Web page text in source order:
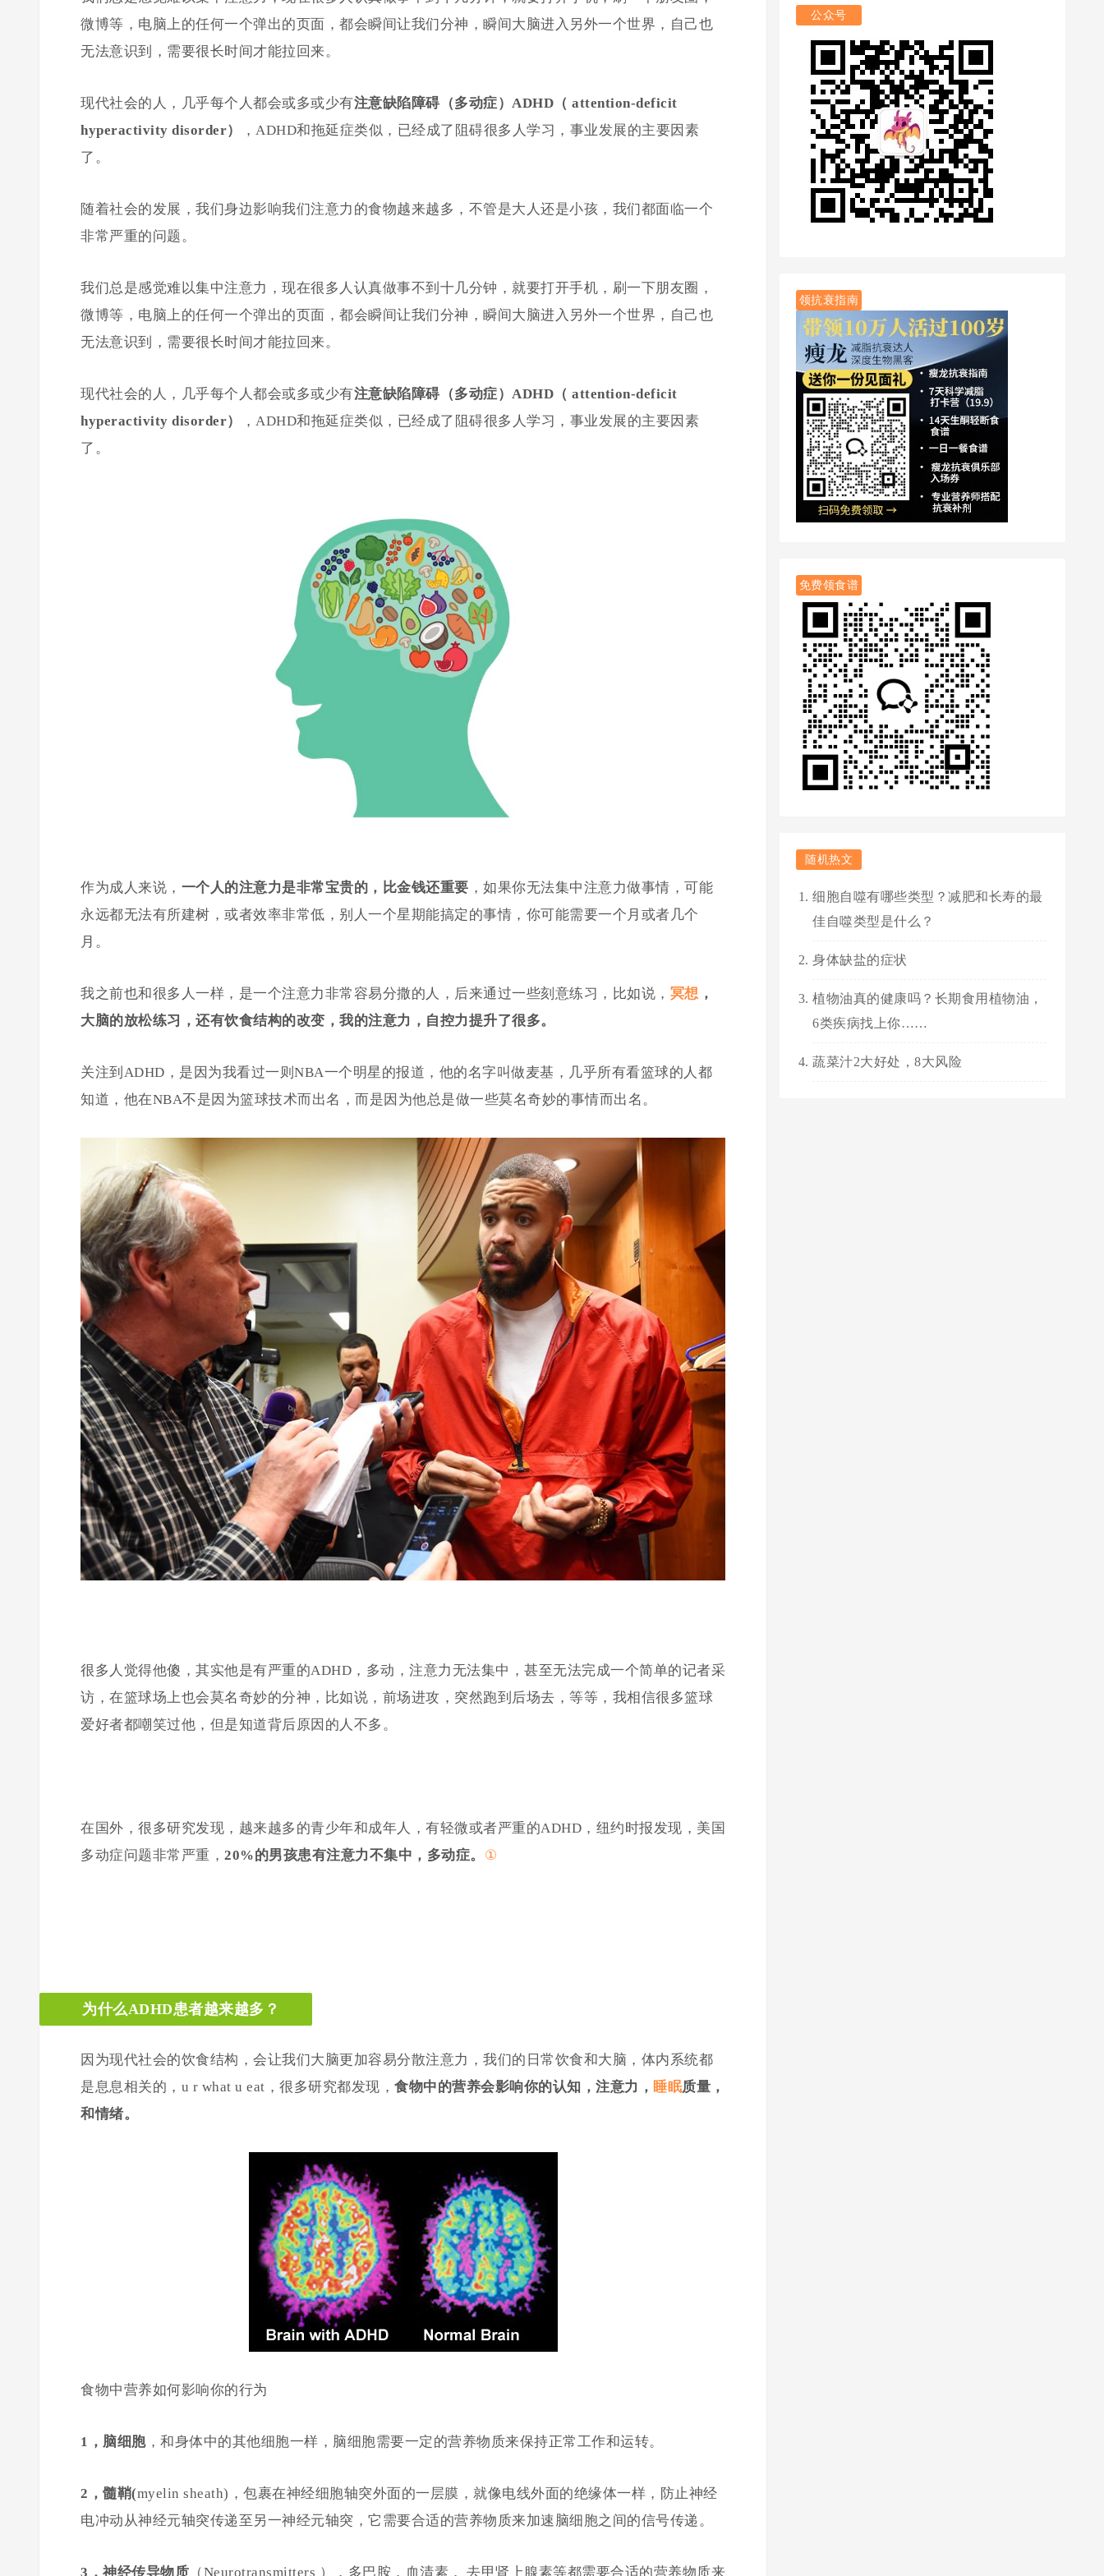
微博等，电脑上的任何一个弹出的页面，都会瞬间让我们分神，瞬间大脑进入另外一个世界，自己也
无法意识到，需要很长时间才能拉回来。
现代社会的人，几乎每个人都会或多或少有注意缺陷障碍（多动症）ADHD（ attention-deficit
hyperactivity disorder）
，ADHD和拖延症类似，已经成了阻碍很多人学习，事业发展的主要因素
了。
随着社会的发展，我们身边影响我们注意力的食物越来越多，不管是大人还是小孩，我们都面临一个
非常严重的问题。
我们总是感觉难以集中注意力，现在很多人认真做事不到十几分钟，就要打开手机，刷一下朋友圈，
微博等，电脑上的任何一个弹出的页面，都会瞬间让我们分神，瞬间大脑进入另外一个世界，自己也
无法意识到，需要很长时间才能拉回来。
现代社会的人，几乎每个人都会或多或少有注意缺陷障碍（多动症）ADHD（ attention-deficit
hyperactivity disorder）
，ADHD和拖延症类似，已经成了阻碍很多人学习，事业发展的主要因素
了。
作为成人来说， 一个人的注意力是非常宝贵的，比金钱还重要 ，如果你无法集中注意力做事情，可能
永远都无法有所建树，或者效率非常低，别人一个星期能搞定的事情，你可能需要一个月或者几个
月。
我之前也和很多人一样，是一个注意力非常容易分撒的人，后来通过一些刻意练习，比如说， 冥想 ，
大脑的放松练习，还有饮食结构的改变，我的注意力，自控力提升了很多。
关注到ADHD，是因为我看过一则NBA一个明星的报道，他的名字叫做麦基，几乎所有看篮球的人都
知道，他在NBA不是因为篮球技术而出名，而是因为他总是做一些莫名奇妙的事情而出名。
很多人觉得他傻，其实他是有严重的ADHD，多动，注意力无法集中，甚至无法完成一个简单的记者采
访，在篮球场上也会莫名奇妙的分神，比如说，前场进攻，突然跑到后场去，等等，我相信很多篮球
爱好者都嘲笑过他，但是知道背后原因的人不多。
在国外，很多研究发现，越来越多的青少年和成年人，有轻微或者严重的ADHD，纽约时报发现，美国
多动症问题非常严重， 20%的男孩患有注意力不集中，多动症。 ①
为什么ADHD患者越来越多？
因为现代社会的饮食结构，会让我们大脑更加容易分散注意力，我们的日常饮食和大脑，体内系统都
是息息相关的，u r what u eat，很多研究都发现， 食物中的营养会影响你的认知，注意力， 睡眠质量，
和情绪。
食物中营养如何影响你的行为
1，脑细胞，和身体中的其他细胞一样，脑细胞需要一定的营养物质来保持正常工作和运转。
2，髓鞘(myelin sheath)，包裹在神经细胞轴突外面的一层膜，就像电线外面的绝缘体一样，防止神经
电冲动从神经元轴突传递至另一神经元轴突，它需要合适的营养物质来加速脑细胞之间的信号传递。
3，神经传导物质 （Neurotransmitters ），多巴胺，血清素， 去甲肾上腺素等都需要合适的营养物质来
公众号
领抗衰指南
免费领食谱
随机热文
细胞自噬有哪些类型？减肥和长寿的最
佳自噬类型是什么？
身体缺盐的症状
植物油真的健康吗？长期食用植物油，
6类疾病找上你……
蔬菜汁2大好处，8大风险